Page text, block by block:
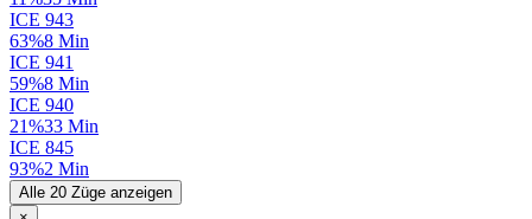
ICE 943
63%8 Min
ICE 941
59%8 Min
ICE 940
21%33 Min
ICE 845
93%2 Min
Alle 20 Züge anzeigen